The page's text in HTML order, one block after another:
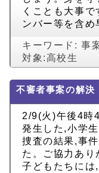
くことも大事
ンバー等を含め
キーワード:事
対象:高校生
不審者事案の解決
2/9(火)午後4時
発生した,小学
捜査の結果,事
た。ご協力あり
子どもたちには